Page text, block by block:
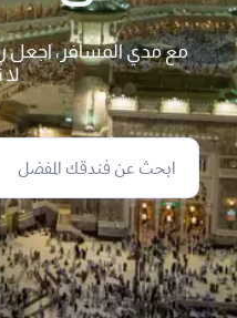
مع مدي المسافر، اجعل